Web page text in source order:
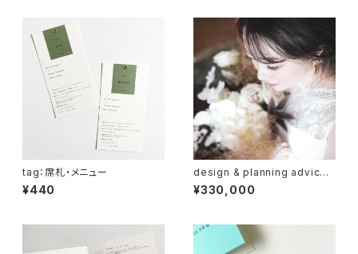
tag：席札・メニュー
¥440
design & planning advice：
セカンドオピニオン
¥330,000